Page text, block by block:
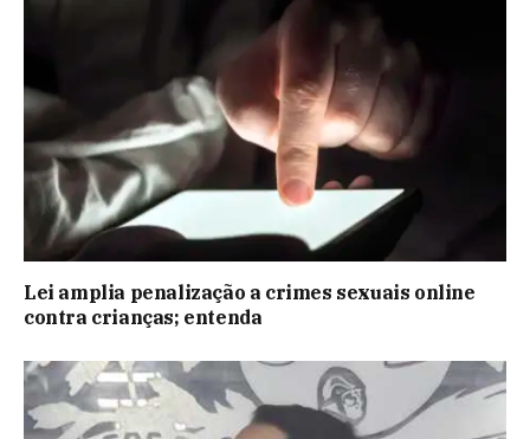
Lei amplia penalização a crimes sexuais online
contra crianças; entenda